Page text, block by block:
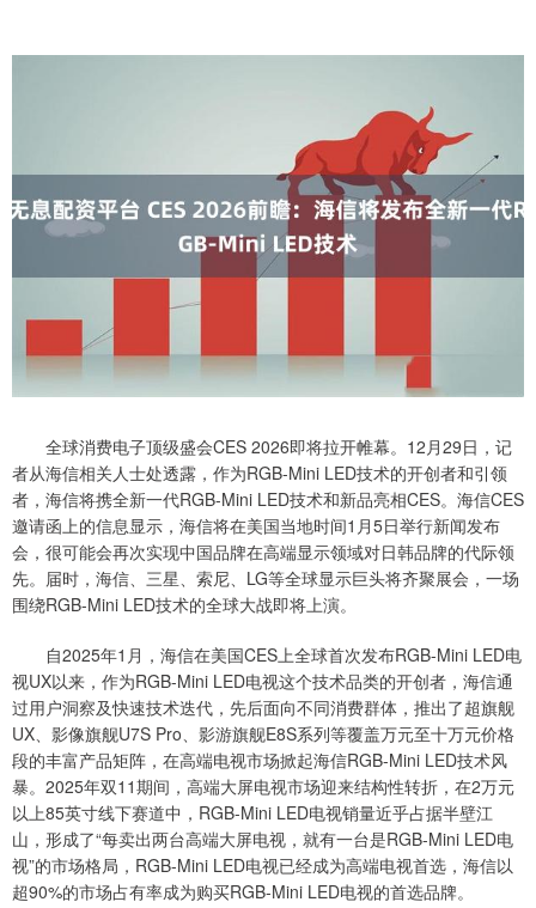
全球消费电子顶级盛会CES 2026即将拉开帷幕。12月29日，记
者从海信相关人士处透露，作为RGB-Mini LED技术的开创者和引领
者，海信将携全新一代RGB-Mini LED技术和新品亮相CES。海信CES
邀请函上的信息显示，海信将在美国当地时间1月5日举行新闻发布
会，很可能会再次实现中国品牌在高端显示领域对日韩品牌的代际领
先。届时，海信、三星、索尼、LG等全球显示巨头将齐聚展会，一场
围绕RGB-Mini LED技术的全球大战即将上演。
自2025年1月，海信在美国CES上全球首次发布RGB-Mini LED电
视UX以来，作为RGB-Mini LED电视这个技术品类的开创者，海信通
过用户洞察及快速技术迭代，先后面向不同消费群体，推出了超旗舰
UX、影像旗舰U7S Pro、影游旗舰E8S系列等覆盖万元至十万元价格
段的丰富产品矩阵，在高端电视市场掀起海信RGB-Mini LED技术风
暴。2025年双11期间，高端大屏电视市场迎来结构性转折，在2万元
以上85英寸线下赛道中，RGB-Mini LED电视销量近乎占据半壁江
山，形成了“每卖出两台高端大屏电视，就有一台是RGB-Mini LED电
视”的市场格局，RGB-Mini LED电视已经成为高端电视首选，海信以
超90%的市场占有率成为购买RGB-Mini LED电视的首选品牌。